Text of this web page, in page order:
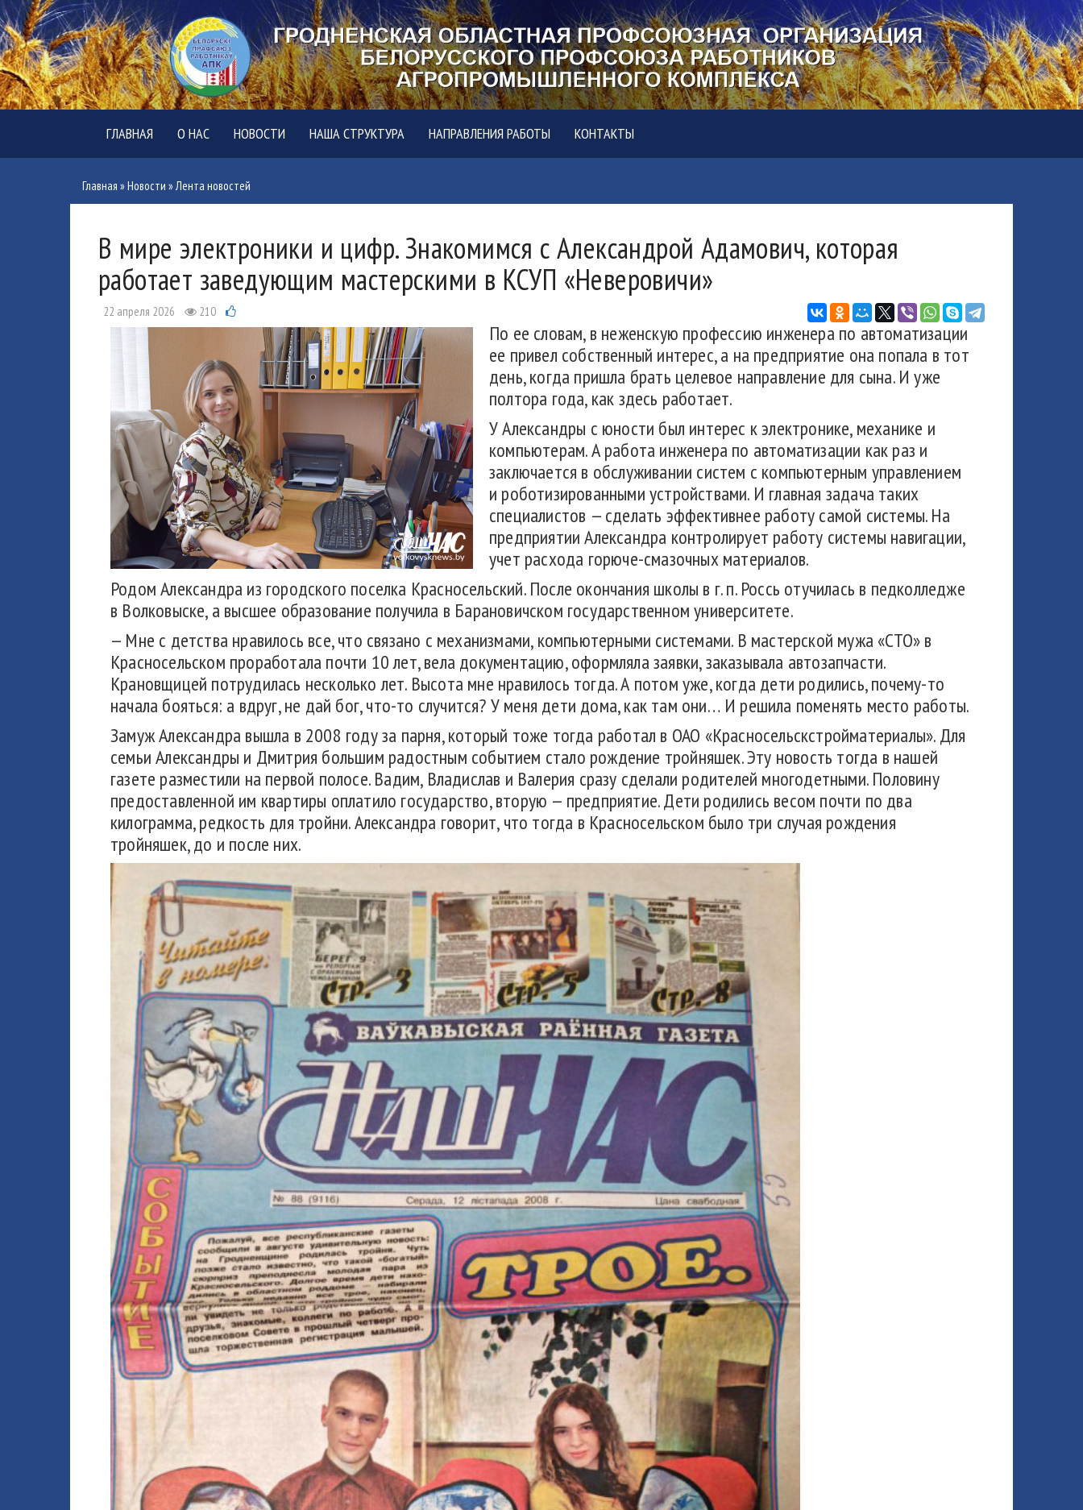
ГЛАВНАЯ О НАС НОВОСТИ НАША СТРУКТУРА НАПРАВЛЕНИЯ РАБОТЫ КОНТАКТЫ
Главная »Новости »Лента новостей
В мире электроники и цифр. Знакомимся с Александрой Адамович, которая
работает заведующим мастерскими в КСУП «Неверовичи»
22 апреля 2026 210
По ее словам, в неженскую профессию инженера по автоматизации
ее привел собственный интерес, а на предприятие она попала в тот
день, когда пришла брать целевое направление для сына. И уже
полтора года, как здесь работает.
У Александры с юности был интерес к электронике, механике и
компьютерам. А работа инженера по автоматизации как раз и
заключается в обслуживании систем с компьютерным управлением
и роботизированными устройствами. И главная задача таких
специалистов — сделать эффективнее работу самой системы. На
предприятии Александра контролирует работу системы навигации,
учет расхода горюче-смазочных материалов.
Родом Александра из городского поселка Красносельский. После окончания школы в г. п. Россь отучилась в педколледже
в Волковыске, а высшее образование получила в Барановичском государственном университете.
— Мне с детства нравилось все, что связано с механизмами, компьютерными системами. В мастерской мужа «СТО» в
Красносельском проработала почти 10 лет, вела документацию, оформляла заявки, заказывала автозапчасти.
Крановщицей потрудилась несколько лет. Высота мне нравилось тогда. А потом уже, когда дети родились, почему-то
начала бояться: а вдруг, не дай бог, что-то случится? У меня дети дома, как там они… И решила поменять место работы.
Замуж Александра вышла в 2008 году за парня, который тоже тогда работал в ОАО «Красносельскстройматериалы». Для
семьи Александры и Дмитрия большим радостным событием стало рождение тройняшек. Эту новость тогда в нашей
газете разместили на первой полосе. Вадим, Владислав и Валерия сразу сделали родителей многодетными. Половину
предоставленной им квартиры оплатило государство, вторую — предприятие. Дети родились весом почти по два
килограмма, редкость для тройни. Александра говорит, что тогда в Красносельском было три случая рождения
тройняшек, до и после них.